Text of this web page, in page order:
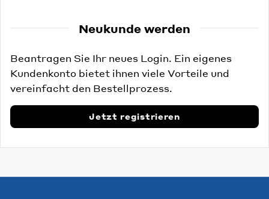
Neukunde werden
Beantragen Sie Ihr neues Login. Ein eigenes
Kundenkonto bietet ihnen viele Vorteile und
vereinfacht den Bestellprozess.
Jetzt registrieren